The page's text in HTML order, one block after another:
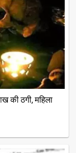
की ठगी, महिला